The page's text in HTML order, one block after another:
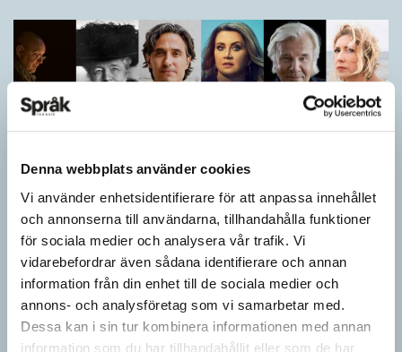
Denna webbplats använder cookies
Vi använder enhetsidentifierare för att anpassa innehållet
och annonserna till användarna, tillhandahålla funktioner
för sociala medier och analysera vår trafik. Vi
vidarebefordrar även sådana identifierare och annan
information från din enhet till de sociala medier och
annons- och analysföretag som vi samarbetar med.
Dessa kan i sin tur kombinera informationen med annan
information som du har tillhandahållit eller som de har
Vilket språk är detta? (Kviss #626)
KVISS
I det här kvisset möter du texter om berömda svenska
författare på tolv olika språk hämtade från Wikipedia. Men vilka
är språken?